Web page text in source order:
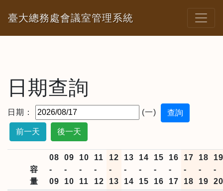
臺大總務處會議室管理系統
日期查詢
日期： (一)
前一天 後一天
容
量
08
-
09
09
-
10
10
-
11
11
-
12
12
-
13
13
-
14
14
-
15
15
-
16
16
-
17
17
-
18
18
-
19
19
-
20